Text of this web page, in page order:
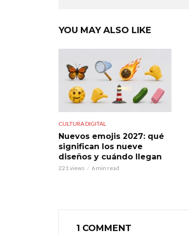
YOU MAY ALSO LIKE
CULTURA DIGITAL
Nuevos emojis 2027: qué
significan los nueve
diseños y cuándo llegan
221 views 6 min read
1 COMMENT